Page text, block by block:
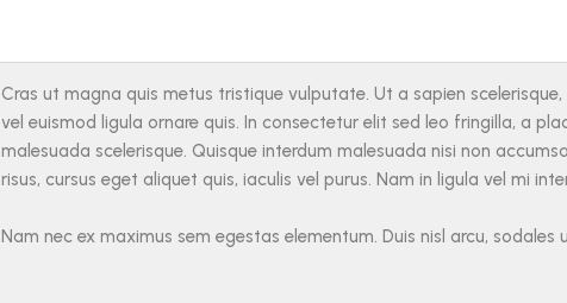
Cras ut magna quis metus tristique vulputate. Ut a sapien
vel euismod ligula ornare quis. In consectetur elit sed leo fringilla, a
malesuada scelerisque. Quisque interdum malesuada nisi non
risus, cursus eget aliquet quis, iaculis vel purus. Nam in ligula vel mi
Nam nec ex maximus sem egestas elementum. Duis nisl arcu,